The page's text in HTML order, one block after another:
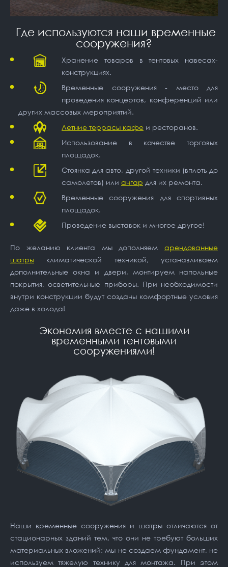
Где используются наши временные
сооружения?
Хранение товаров в тентовых навесах-
конструкциях.
Временные сооружения - место для
проведения концертов, конференций или
других массовых мероприятий.
Летние террасы кафе и ресторанов.
Использование в качестве торговых
площадок.
Стоянка для авто, другой техники (вплоть до
самолетов) или ангар для их ремонта.
Временные сооружения для спортивных
площадок.
Проведение выставок и многое другое!
По желанию клиента мы дополняем арендованные
шатры климатической техникой, устанавливаем
дополнительные окна и двери, монтируем напольные
покрытия, осветительные приборы. При необходимости
внутри конструкции будут созданы комфортные условия
даже в холода!
Экономия вместе с нашими
временными тентовыми
сооружениями!
Наши временные сооружения и шатры отличаются от
стационарных зданий тем, что они не требуют больших
материальных вложений: мы не создаем фундамент, не
используем тяжелую технику для монтажа. При этом